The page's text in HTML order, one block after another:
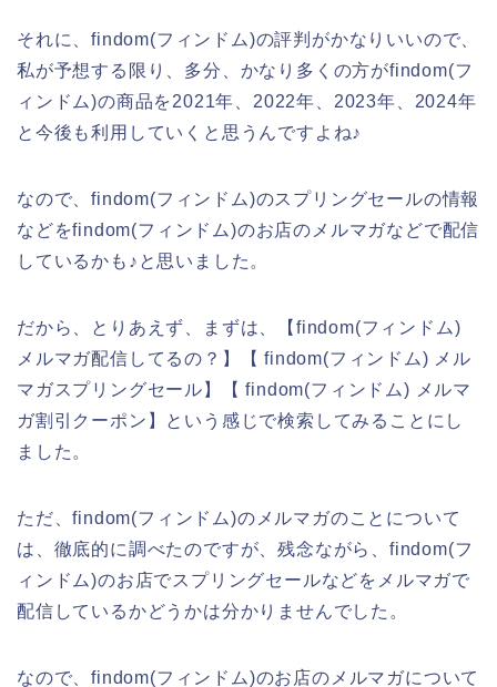
それに、findom(フィンドム)の評判がかなりいいので、
私が予想する限り、多分、かなり多くの方がfindom(フ
ィンドム)の商品を2021年、2022年、2023年、2024年
と今後も利用していくと思うんですよね♪
なので、findom(フィンドム)のスプリングセールの情報
などをfindom(フィンドム)のお店のメルマガなどで配信
しているかも♪と思いました。
だから、とりあえず、まずは、【findom(フィンドム)
メルマガ配信してるの？】【 findom(フィンドム) メル
マガスプリングセール】【 findom(フィンドム) メルマ
ガ割引クーポン】という感じで検索してみることにし
ました。
ただ、findom(フィンドム)のメルマガのことについて
は、徹底的に調べたのですが、残念ながら、findom(フ
ィンドム)のお店でスプリングセールなどをメルマガで
配信しているかどうかは分かりませんでした。
なので、findom(フィンドム)のお店のメルマガについて